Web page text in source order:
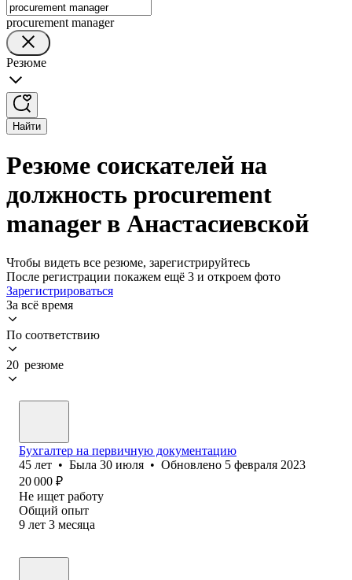
procurement manager
Резюме
Найти
Резюме соискателей на
должность procurement
manager в Анастасиевской
Чтобы видеть все резюме, зарегистрируйтесь
После регистрации покажем ещё 3 и откроем фото
Зарегистрироваться
За всё время
По соответствию
20 резюме
Бухгалтер на первичную документацию
45 лет • Была 30 июля • Обновлено 5 февраля 2023
20 000 ₽
Не ищет работу
Общий опыт
9 лет 3 месяца